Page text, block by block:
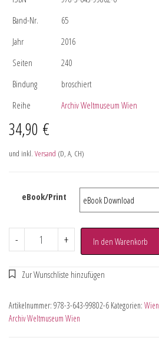
Band-Nr.
65
Jahr
2016
Seiten
240
Bindung
broschiert
Reihe
Archiv Weltmuseum Wien
34,90 €
und inkl. Versand (D, A, CH)
eBook/Print
- + In den Warenkorb
Artikelnummer: 978-3-643-99802-6 Kategorien: Wien
Archiv Weltmuseum Wien